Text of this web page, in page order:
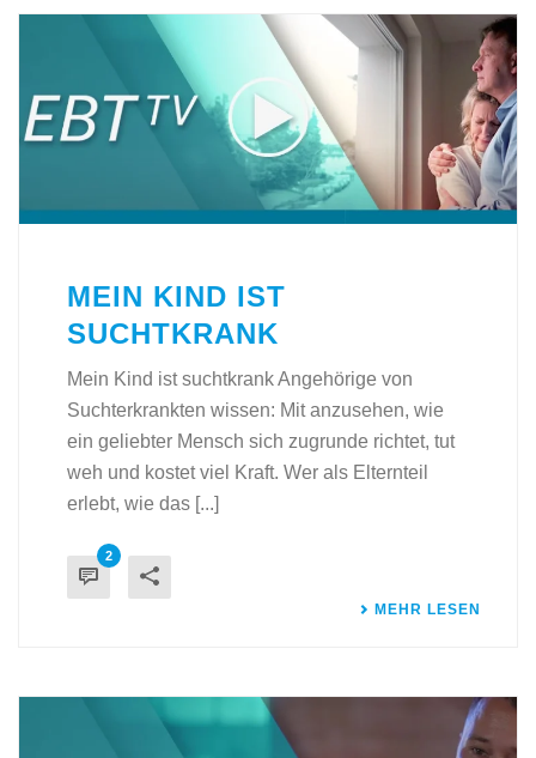
MEIN KIND IST
SUCHTKRANK
Mein Kind ist suchtkrank Angehörige von
Suchterkrankten wissen: Mit anzusehen, wie
ein geliebter Mensch sich zugrunde richtet, tut
weh und kostet viel Kraft. Wer als Elternteil
erlebt, wie das [...]
2
MEHR LESEN